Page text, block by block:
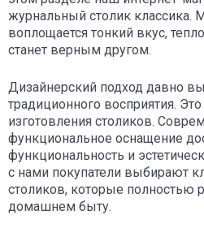
журнальный столик классика.
воплощается тонкий вкус,
станет верным другом.
Дизайнерский подход давно
традиционного восприятия.
изготовления столиков.
функциональное оснащение
функциональность и
с нами покупатели выбирают
столиков, которые полностью
домашнем быту.